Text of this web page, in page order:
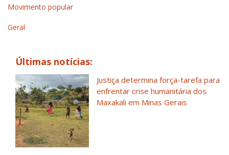
Movimento popular
Geral
Últimas notícias:
Justiça determina força-tarefa para
enfrentar crise humanitária dos
Maxakali em Minas Gerais